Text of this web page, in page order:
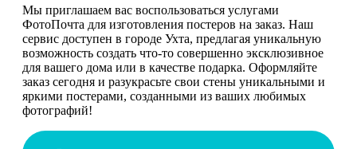
Мы приглашаем вас воспользоваться услугами
ФотоПочта для изготовления постеров на заказ. Наш
сервис доступен в городе Ухта, предлагая уникальную
возможность создать что-то совершенно эксклюзивное
для вашего дома или в качестве подарка. Оформляйте
заказ сегодня и разукрасьте свои стены уникальными и
яркими постерами, созданными из ваших любимых
фотографий!